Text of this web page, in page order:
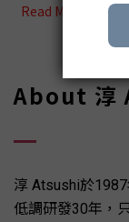
Read More...
About 淳
淳 Atsushi於
低調研發30年，